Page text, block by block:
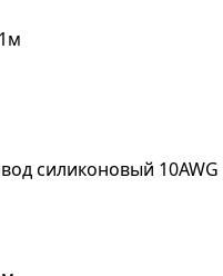
силиконовый 10AWG